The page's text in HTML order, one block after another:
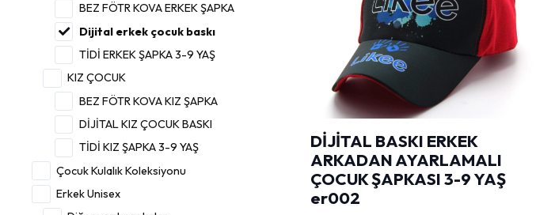
BEZ FÖTR KOVA ERKEK ŞAPKA
Dijital erkek çocuk baskı
TİDİ ERKEK ŞAPKA 3-9 YAŞ
KIZ ÇOCUK
BEZ FÖTR KOVA KIZ ŞAPKA
DİJİTAL KIZ ÇOCUK BASKI
TİDİ KIZ ŞAPKA 3-9 YAŞ
Çocuk Kulalık Koleksiyonu
Erkek Unisex
DİJİTAL BASKI ERKEK
ARKADAN AYARLAMALI
ÇOCUK ŞAPKASI 3-9 YAŞ
er002